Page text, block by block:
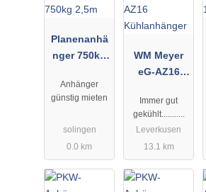
Mo- Sa 7:00 - 20:00 Uhr
So /Feiertag 8:00 - 10:00 / 18:00- 20:00 Uhr
Planenanhä
nger 750kg
Anhänger
günstig mieten
solingen
0.0 km
WM Meyer
eG-AZ16
er
Immer gut
gekühlt...........
Leverkusen
13.1 km